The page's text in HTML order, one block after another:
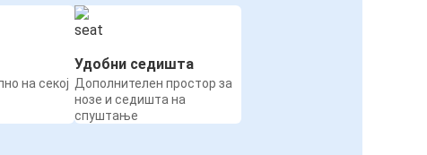
на секој
Удобни седишта
Дополнителен простор за
нозе и седишта на
спуштање